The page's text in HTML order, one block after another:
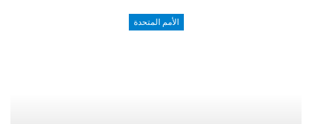
الأمم المتحدة